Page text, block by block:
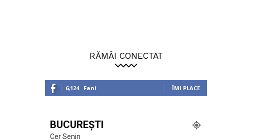
RĂMÂI CONECTAT
6,124 Fani ÎMI PLACE
BUCUREȘTI
Cer Senin